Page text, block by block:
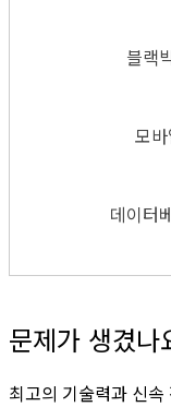
블랙
모
데이터
문제가 생겼나
최고의 기술력과 신